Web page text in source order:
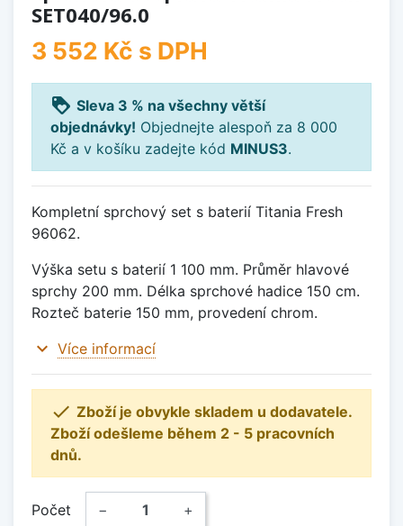
SET040/96.0
3 552 Kč s DPH
loyalty Sleva 3 % na všechny větší
objednávky! Objednejte alespoň za 8 000
Kč a v košíku zadejte kód MINUS3.
Kompletní sprchový set s baterií Titania Fresh
96062.
Výška setu s baterií 1 100 mm. Průměr hlavové
sprchy 200 mm. Délka sprchové hadice 150 cm.
Rozteč baterie 150 mm, provedení chrom.
expand_more Více informací
 Zboží je obvykle skladem u dodavatele.
Zboží odešleme během 2 - 5 pracovních
dnů.
Počet − +